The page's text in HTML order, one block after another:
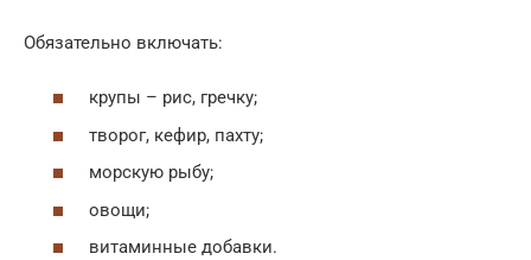
Обязательно включать:
крупы – рис, гречку;
творог, кефир, пахту;
морскую рыбу;
овощи;
витаминные добавки.